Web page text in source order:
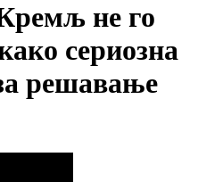
не го
сериозна
решавање